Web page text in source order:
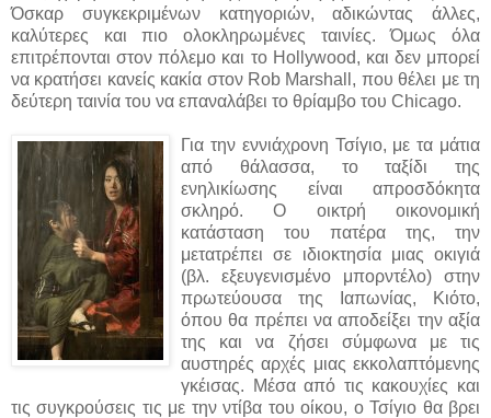
Όσκαρ συγκεκριμένων κατηγοριών, αδικώντας άλλες,
καλύτερες και πιο ολοκληρωμένες ταινίες. Όμως όλα
επιτρέπονται στον πόλεμο και το Hollywood, και δεν μπορεί
να κρατήσει κανείς κακία στον Rob Marshall, που θέλει με τη
δεύτερη ταινία του να επαναλάβει το θρίαμβο του Chicago.
Για την εννιάχρονη Τσίγιο, με τα μάτια
από θάλασσα, το ταξίδι της
ενηλικίωσης είναι απροσδόκητα
σκληρό. Ο οικτρή οικονομική
κατάσταση του πατέρα της, την
μετατρέπει σε ιδιοκτησία μιας οκιγιά
(βλ. εξευγενισμένο μπορντέλο) στην
πρωτεύουσα της Ιαπωνίας, Κιότο,
όπου θα πρέπει να αποδείξει την αξία
της και να ζήσει σύμφωνα με τις
αυστηρές αρχές μιας εκκολαπτόμενης
γκέισας. Μέσα από τις κακουχίες και
τις συγκρούσεις τις με την ντίβα του οίκου, ο Τσίγιο θα βρει